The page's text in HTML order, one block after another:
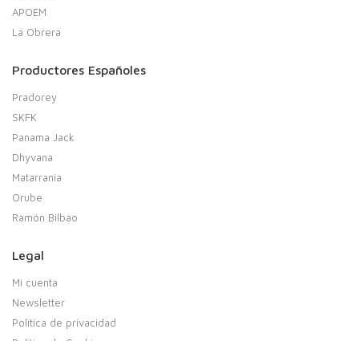
APOEM
La Obrera
Productores Españoles
Pradorey
SKFK
Panama Jack
Dhyvana
Matarrania
Orube
Ramón Bilbao
Legal
Mi cuenta
Newsletter
Política de privacidad